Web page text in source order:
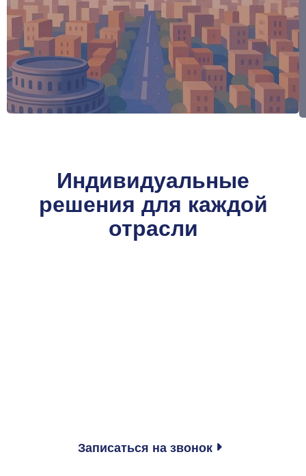
Индивидуальные
решения для каждой
отрасли
Записаться на звонок 